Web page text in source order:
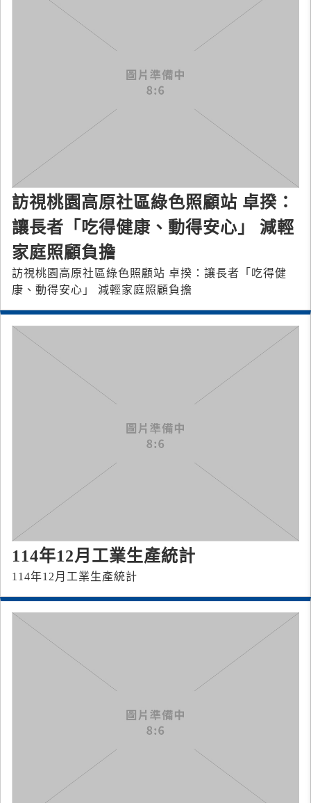
訪視桃園高原社區綠色照顧站 卓揆：
讓長者「吃得健康、動得安心」 減輕
家庭照顧負擔
訪視桃園高原社區綠色照顧站 卓揆：讓長者「吃得健
康、動得安心」 減輕家庭照顧負擔
114年12月工業生產統計
114年12月工業生產統計